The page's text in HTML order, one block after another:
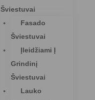
Šviestuvai
Fasado
Šviestuvai
Įleidžiami Į
Grindinį
Šviestuvai
Lauko